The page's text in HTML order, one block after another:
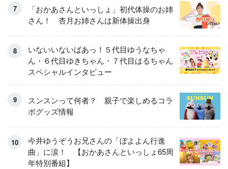
「おかあさんといっしょ」初代体操のお姉
さん！ 杏月お姉さんは新体操出身
いないいないばあっ！５代目ゆうなちゃ
ん・６代目ゆきちゃん・７代目はるちゃん
スペシャルインタビュー
スンスンって何者？ 親子で楽しめるコラ
ボグッズ情報
今井ゆうぞうお兄さんの「ぼよよん行進
曲」に涙！ 【おかあさんといっしょ65周
年特別番組】